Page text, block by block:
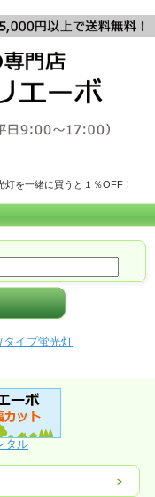
を一緒に買うと１％OFF！
タイプ蛍光灯
タル